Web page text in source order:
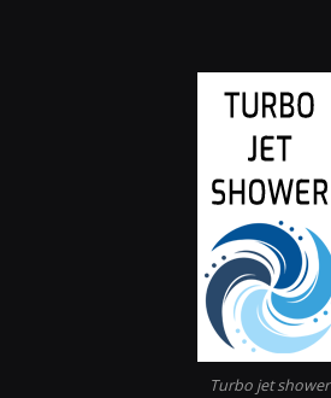
Turbo jet shower